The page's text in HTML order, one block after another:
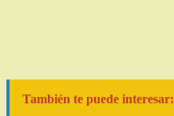
También te puede interesar: